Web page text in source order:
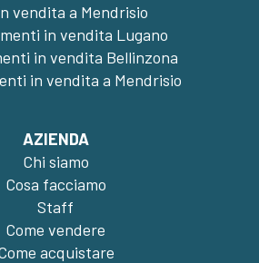
vendita a Mendrisio
in vendita Lugano
in vendita Bellinzona
in vendita a Mendrisio
AZIENDA
Chi siamo
Cosa facciamo
Staff
Come vendere
acquistare